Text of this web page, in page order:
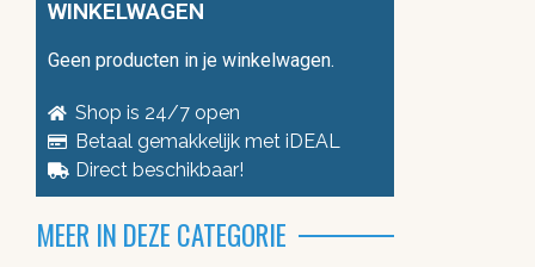
WINKELWAGEN
Geen producten in je winkelwagen.
Shop is 24/7 open
Betaal gemakkelijk met iDEAL
Direct beschikbaar!
MEER IN DEZE CATEGORIE